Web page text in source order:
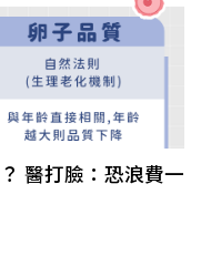
醫打臉：恐浪費一